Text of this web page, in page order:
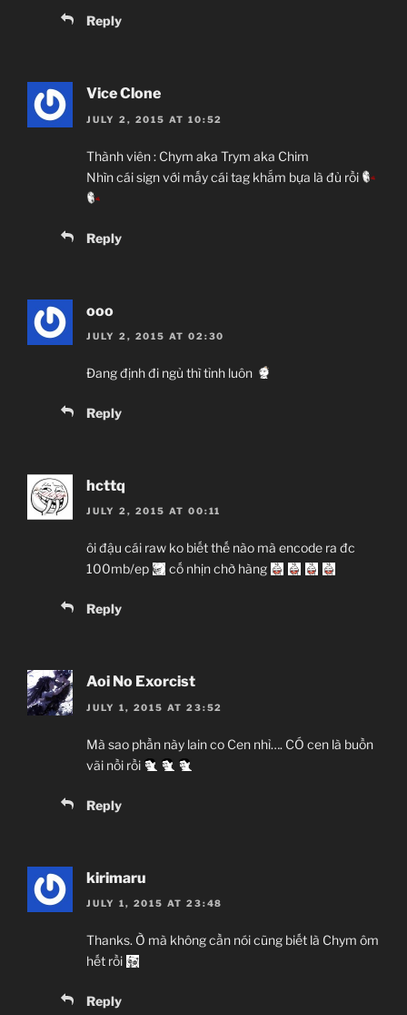
Reply
Vice Clone
JULY 2, 2015 AT 10:52
Thành viên : Chym aka Trym aka Chim
Nhìn cái sign với mấy cái tag khắm bựa là đủ rồi
Reply
ooo
JULY 2, 2015 AT 02:30
Đang định đi ngủ thì tỉnh luôn
Reply
hcttq
JULY 2, 2015 AT 00:11
ôi đậu cái raw ko biết thế nào mà encode ra đc
100mb/ep
cố nhịn chờ hàng
Reply
Aoi No Exorcist
JULY 1, 2015 AT 23:52
Mà sao phần này lain co Cen nhỉ…. CÓ cen là buồn
vãi nồi rồi
Reply
kirimaru
JULY 1, 2015 AT 23:48
Thanks. Ờ mà không cần nói cũng biết là Chym ôm
hết rồi
Reply